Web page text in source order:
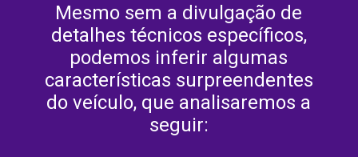
Mesmo sem a divulgação de
detalhes técnicos específicos,
podemos inferir algumas
características surpreendentes
do veículo, que analisaremos a
seguir: